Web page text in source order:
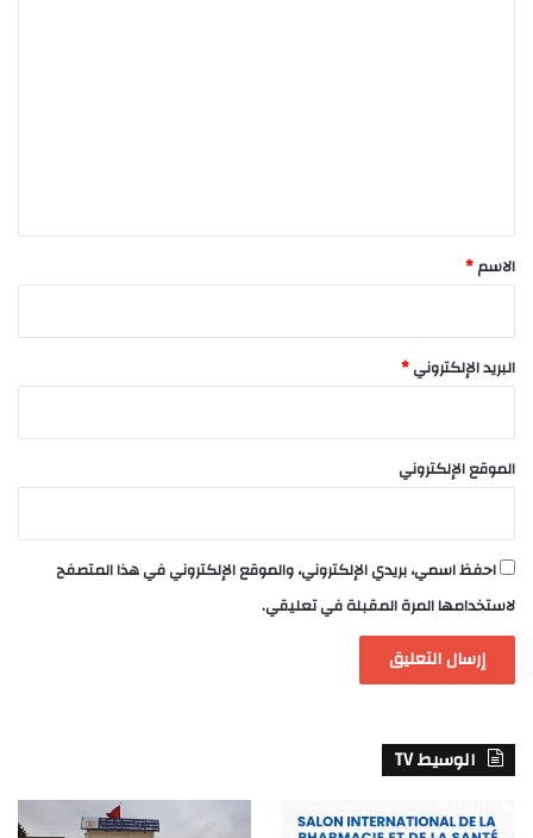
*
الاسم*
البريد الإلكتروني*
الموقع الإلكتروني
احفظ اسمي، بريدي الإلكتروني، والموقع الإلكتروني في هذا المتصفح
لاستخدامها المرة المقبلة في تعليقي.
الوسيط TV